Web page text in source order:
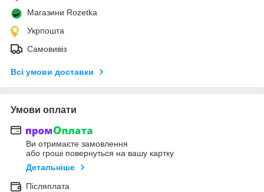
Магазини Rozetka
Укрпошта
Самовивіз
Всі умови доставки
Умови оплати
Ви отримаєте замовлення
або гроші повернуться на вашу картку
Детальніше
Післяплата